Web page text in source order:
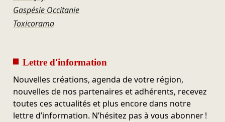
Gaspésie Occitanie
Toxicorama
Lettre d'information
Nouvelles créations, agenda de votre région,
nouvelles de nos partenaires et adhérents, recevez
toutes ces actualités et plus encore dans notre
lettre d’information. N’hésitez pas à vous abonner !